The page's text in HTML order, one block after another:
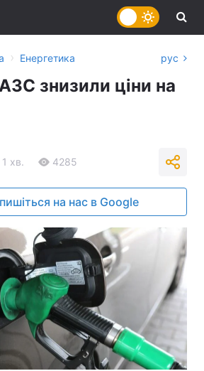
› Енергетика рус
знизили ціни на
1 хв. 4285
на нас в Google